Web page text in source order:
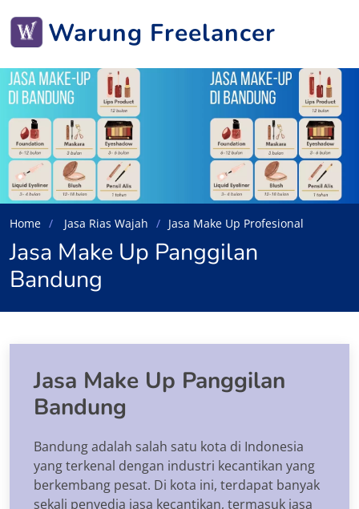
Warung Freelancer
Home Jasa Rias Wajah Jasa Make Up Profesional
Jasa Make Up Panggilan
Bandung
Jasa Make Up Panggilan
Bandung
Bandung adalah salah satu kota di Indonesia
yang terkenal dengan industri kecantikan yang
berkembang pesat. Di kota ini, terdapat banyak
sekali penyedia jasa kecantikan, termasuk jasa